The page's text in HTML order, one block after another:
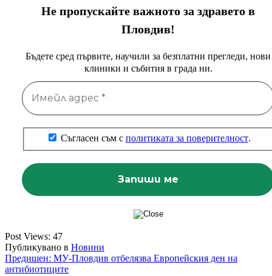
Не пропускайте важното за здравето в
Пловдив!
Бъдете сред първите, научили за безплатни прегледи, нови
клиники и събития в града ни.
Съгласен съм с политиката за поверителност.
Post Views: 47
Публикувано в Новини
Навигация
Предишен: МУ-Пловдив отбелязва Европейския ден на
антибиотиците